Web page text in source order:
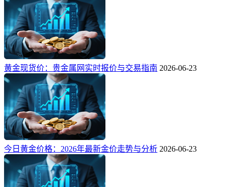
黄金现货价：贵金属网实时报价与交易指南 2026-06-23
今日黄金价格：2026年最新金价走势与分析 2026-06-23